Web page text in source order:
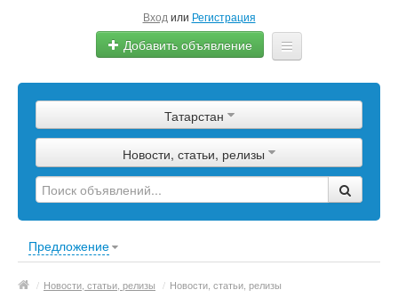
Вход или Регистрация
Добавить объявление
Сырье
Изделия
Оборудование
Татарстан
Новости, статьи, релизы
Предложение
/ Новости, статьи, релизы / Новости, статьи, релизы